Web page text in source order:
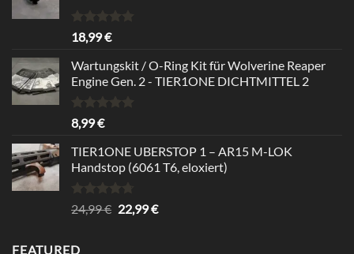
Bewertet
mit
von 5
18,99€
Wartungskit / O-Ring Kit für Wolverine Reaper
Engine Gen. 2 - TIER1ONE DICHTMITTEL 2
Bewertet
mit
von 5
8,99€
TIER1ONE UBERSTOP 1 – AR15 M-LOK
Handstop (6061 T6, eloxiert)
Bewertet
mit
24,99€ Ursprünglicher
22,99€Aktueller
FEATURED